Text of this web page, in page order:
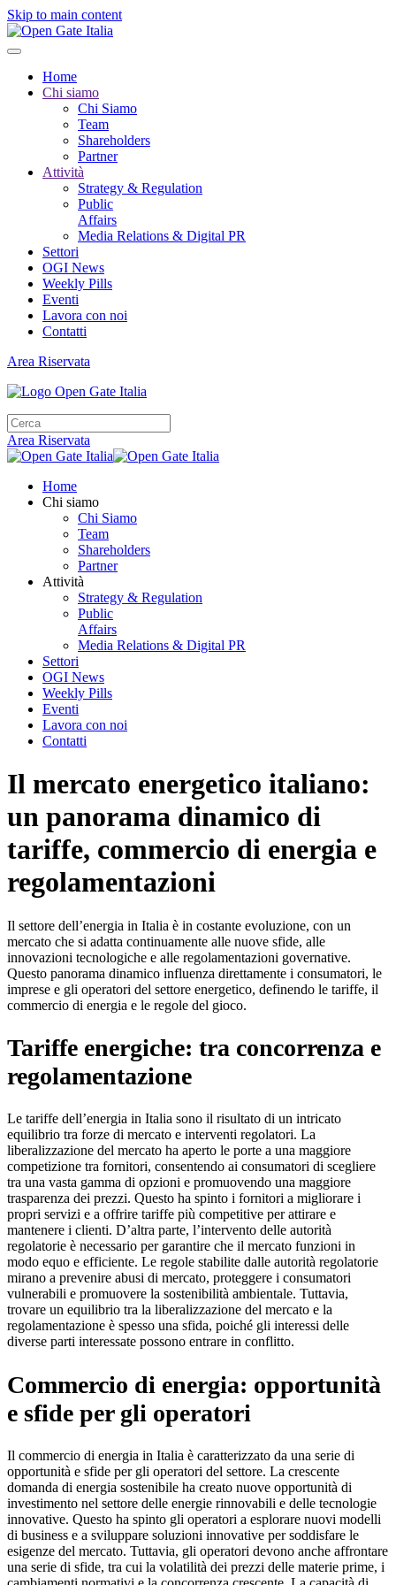
Skip to main content
Home
Chi siamo
Chi Siamo
Team
Shareholders
Partner
Attività
Strategy & Regulation
Public
Affairs
Media Relations & Digital PR
Settori
OGI News
Weekly Pills
Eventi
Lavora con noi
Contatti
Area Riservata
Area Riservata
Home
Chi siamo
Chi Siamo
Team
Shareholders
Partner
Attività
Strategy & Regulation
Public
Affairs
Media Relations & Digital PR
Settori
OGI News
Weekly Pills
Eventi
Lavora con noi
Contatti
Il mercato energetico italiano:
un panorama dinamico di
tariffe, commercio di energia e
regolamentazioni
Il settore dell’energia in Italia è in costante evoluzione, con un
mercato che si adatta continuamente alle nuove sfide, alle
innovazioni tecnologiche e alle regolamentazioni governative.
Questo panorama dinamico influenza direttamente i consumatori, le
imprese e gli operatori del settore energetico, definendo le tariffe, il
commercio di energia e le regole del gioco.
Tariffe energiche: tra concorrenza e
regolamentazione
Le tariffe dell’energia in Italia sono il risultato di un intricato
equilibrio tra forze di mercato e interventi regolatori. La
liberalizzazione del mercato ha aperto le porte a una maggiore
competizione tra fornitori, consentendo ai consumatori di scegliere
tra una vasta gamma di opzioni e promuovendo una maggiore
trasparenza dei prezzi. Questo ha spinto i fornitori a migliorare i
propri servizi e a offrire tariffe più competitive per attirare e
mantenere i clienti. D’altra parte, l’intervento delle autorità
regolatorie è necessario per garantire che il mercato funzioni in
modo equo e efficiente. Le regole stabilite dalle autorità regolatorie
mirano a prevenire abusi di mercato, proteggere i consumatori
vulnerabili e promuovere la sostenibilità ambientale. Tuttavia,
trovare un equilibrio tra la liberalizzazione del mercato e la
regolamentazione è spesso una sfida, poiché gli interessi delle
diverse parti interessate possono entrare in conflitto.
Commercio di energia: opportunità
e sfide per gli operatori
Il commercio di energia in Italia è caratterizzato da una serie di
opportunità e sfide per gli operatori del settore. La crescente
domanda di energia sostenibile ha creato nuove opportunità di
investimento nel settore delle energie rinnovabili e delle tecnologie
innovative. Questo ha spinto gli operatori a esplorare nuovi modelli
di business e a sviluppare soluzioni innovative per soddisfare le
esigenze del mercato. Tuttavia, gli operatori devono anche affrontare
una serie di sfide, tra cui la volatilità dei prezzi delle materie prime, i